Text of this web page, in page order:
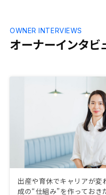
オーナーインタビ
OWNER INTERVIEWS
出産や育休でキャリアが変
成の“仕組み”を作っておき